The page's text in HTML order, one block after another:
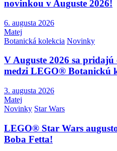
novinkou v Auguste 2026!
6. augusta 2026
Matej
Botanická kolekcia Novinky
V Auguste 2026 sa pridajú
medzi LEGO® Botanickú
3. augusta 2026
Matej
Novinky Star Wars
LEGO® Star Wars
Boba Fetta!